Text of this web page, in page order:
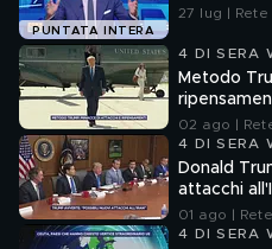
PUNTATA INTERA
27 lug | Rete
4 DI SERA
Metodo
02 ago |
4 DI SERA
Donald
attacchi
01 ago |
4 DI SERA